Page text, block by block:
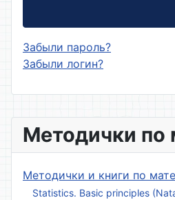
Методички по
Методички и книги по
Statistics. Basic principles
Забыли пароль?
Забыли логин?